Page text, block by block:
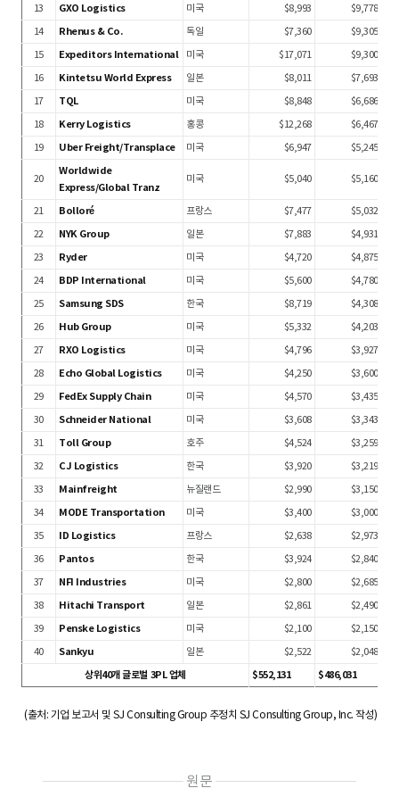
13
GXO Logistics 미국 $8,993
$9,778
14
Rhenus & Co. 독일 $7,360
$9,305
15
Expeditors International 미국 $17,071
$9,300
16
Kintetsu World Express 일본 $8,011
$7,693
17
TQL 미국 $8,848
$6,686
18
Kerry Logistics 홍콩 $12,268
$6,467
19
Uber Freight/Transplace 미국 $6,947 $5,245
20
Worldwide
Express/Global Tranz
미국 $5,040 $5,160
21 Bolloré 프랑스 $7,477
$5,032
22
NYK Group 일본 $7,883
$4,931
23
Ryder 미국 $4,720
$4,875
24
BDP International 미국 $5,600
$4,780
25
Samsung SDS 한국 $8,719
$4,308
26
Hub Group 미국 $5,332
$4,203
27
RXO Logistics 미국 $4,796
$3,927
28
Echo Global Logistics 미국 $4,250
$3,600
29
FedEx Supply Chain 미국 $4,570
$3,435
30
Schneider National 미국 $3,608
$3,343
31
Toll Group 호주 $4,524
$3,259
32
CJ Logistics 한국 $3,920
$3,219
33
Mainfreight 뉴질랜드 $2,990
$3,150
34
MODE Transportation 미국 $3,400
$3,000
35
ID Logistics 프랑스 $2,638
$2,973
36
Pantos 한국 $3,924
$2,840
37
NFI Industries 미국 $2,800
$2,685
38
Hitachi Transport 일본 $2,861
$2,490
39
Penske Logistics 미국 $2,100
$2,150
40
Sankyu 일본 $2,522
$2,048
상위40개 글로벌 3PL 업체
$552,131 $486,031
(출처: 기업 보고서 및 SJ Consulting Group 추정치 SJ Consulting Group, Inc. 작성)
원문